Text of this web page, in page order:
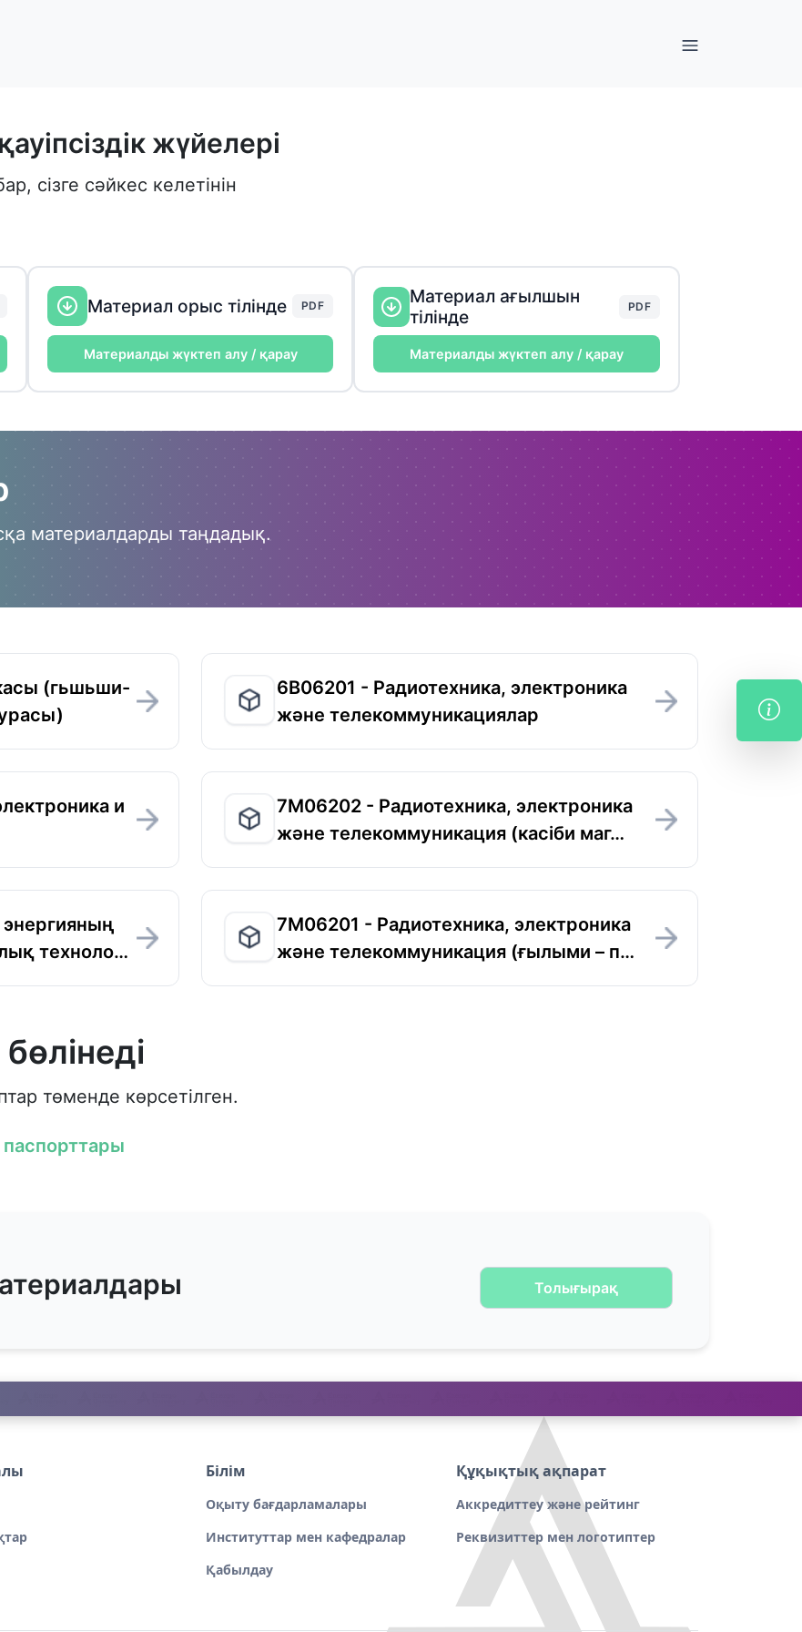
жүйелері
сізге сәйкес келетінін
Материал орыс тілінде PDF
Материалды жүктеп алу / қарау
Материал ағылшын
тілінде
PDF
Материалды жүктеп алу / қарау
материалдарды таңдадық.
(гьшьши-
6B06201 - Радиотехника, электроника
және телекоммуникациялар
и
7M06202 - Радиотехника, электроника
және телекоммуникация (касіби маг…
техноло…
7M06201 - Радиотехника, электроника
және телекоммуникация (ғылыми – п…
төменде көрсетілген.
Толығырақ
Білім
Оқыту бағдарламалары
Институттар мен кафедралар
Қабылдау
Құқықтық ақпарат
Аккредиттеу және рейтинг
Реквизиттер мен логотиптер